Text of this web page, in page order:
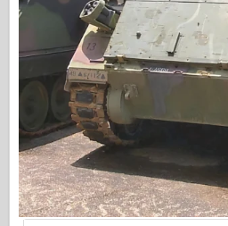
Uitgeverij Osprey
Squadron signaal
Tankkracht
Vrachtwagens en tanks
Waffen-Arsenaal
Wydawnictwo Militaria
Maquettes
Academy